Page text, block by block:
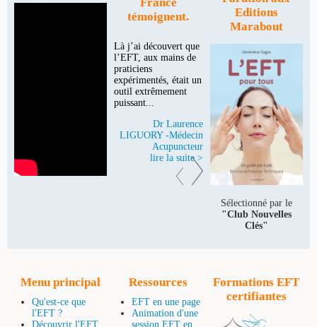
témoignent.
Là j’ai découvert que
l’EFT, aux mains de
praticiens
expérimentés, était un
outil extrêmement
puissant...
Dr Laurence
LIGUORY -Médecin
Acupuncteur
lire la suite >
Editions
Marabout
Sélectionné par le
"Club Nouvelles
Clés"
Menu principal
Qu'est-ce que
l'EFT ?
Découvrir l'EFT
Ressources
EFT en une page
Animation d'une
session EFT en
Formations EFT
certifiantes